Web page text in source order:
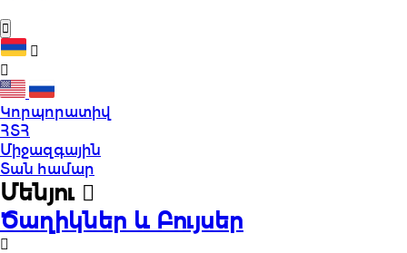
Կորպորատիվ
ՀՏՀ
Միջազգային
Տան համար
Մենյու
Ծաղիկներ և Բույսեր